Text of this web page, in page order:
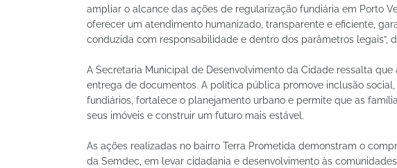
ampliar o alcance das ações de regularização fundiária em Porto
oferecer um atendimento humanizado, transparente e eficiente,
conduzida com responsabilidade e dentro dos parâmetros legais”,
A Secretaria Municipal de Desenvolvimento da Cidade ressalta
entrega de documentos. A política pública promove inclusão
fundiários, fortalece o planejamento urbano e permite que as
seus imóveis e construir um futuro mais estável.
As ações realizadas no bairro Terra Prometida demonstram o
da Semdec, em levar cidadania e desenvolvimento às